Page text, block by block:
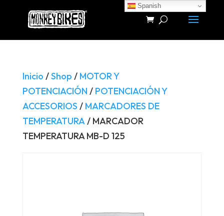
Búsqueda
productos
Inicio /Shop / MOTOR Y
POTENCIACIÓN / POTENCIACIÓN Y
ACCESORIOS / MARCADORES DE
TEMPERATURA/ MARCADOR
TEMPERATURA MB-D 125
Spanish